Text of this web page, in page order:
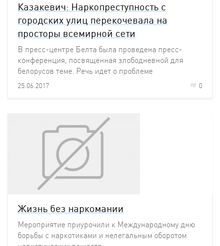
Казакевич: Наркопреступность с
городских улиц перекочевала на
просторы всемирной сети
В пресс-центре Белта была проведена пресс-
конференция, посвященная злободневной для
белорусов теме. Речь идет о проблеме
профилактики употребления наркотиков среди
25.06.2017 0
Жизнь без наркомании
Мероприятие приурочили к Международному дню
борьбы с наркотиками и нелегальным оборотом